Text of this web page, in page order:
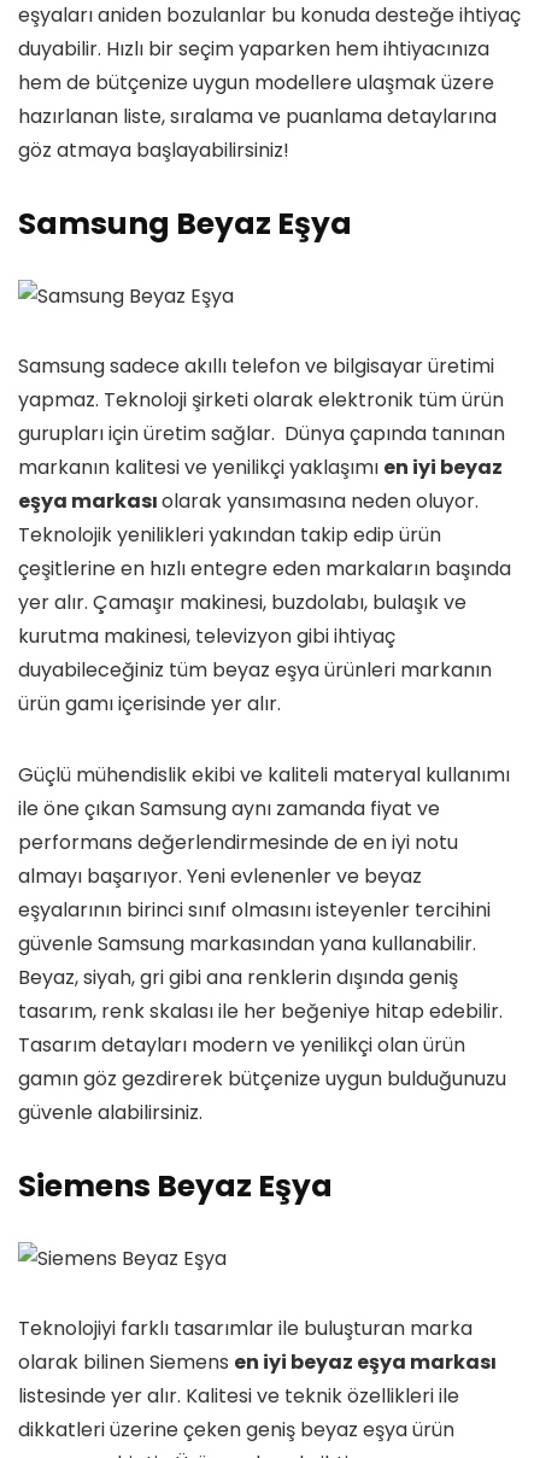
eşyaları aniden bozulanlar bu konuda desteğe ihtiyaç
duyabilir. Hızlı bir seçim yaparken hem ihtiyacınıza
hem de bütçenize uygun modellere ulaşmak üzere
hazırlanan liste, sıralama ve puanlama detaylarına
göz atmaya başlayabilirsiniz!
Samsung Beyaz Eşya
Samsung sadece akıllı telefon ve bilgisayar üretimi
yapmaz. Teknoloji şirketi olarak elektronik tüm ürün
gurupları için üretim sağlar. Dünya çapında tanınan
markanın kalitesi ve yenilikçi yaklaşımı en iyi beyaz
eşya markasıolarak yansımasına neden oluyor.
Teknolojik yenilikleri yakından takip edip ürün
çeşitlerine en hızlı entegre eden markaların başında
yer alır. Çamaşır makinesi, buzdolabı, bulaşık ve
kurutma makinesi, televizyon gibi ihtiyaç
duyabileceğiniz tüm beyaz eşya ürünleri markanın
ürün gamı içerisinde yer alır.
Güçlü mühendislik ekibi ve kaliteli materyal kullanımı
ile öne çıkan Samsung aynı zamanda fiyat ve
performans değerlendirmesinde de en iyi notu
almayı başarıyor. Yeni evlenenler ve beyaz
eşyalarının birinci sınıf olmasını isteyenler tercihini
güvenle Samsung markasından yana kullanabilir.
Beyaz, siyah, gri gibi ana renklerin dışında geniş
tasarım, renk skalası ile her beğeniye hitap edebilir.
Tasarım detayları modern ve yenilikçi olan ürün
gamın göz gezdirerek bütçenize uygun bulduğunuzu
güvenle alabilirsiniz.
Siemens Beyaz Eşya
Teknolojiyi farklı tasarımlar ile buluşturan marka
olarak bilinen Siemens en iyi beyaz eşya markası
listesinde yer alır. Kalitesi ve teknik özellikleri ile
dikkatleri üzerine çeken geniş beyaz eşya ürün